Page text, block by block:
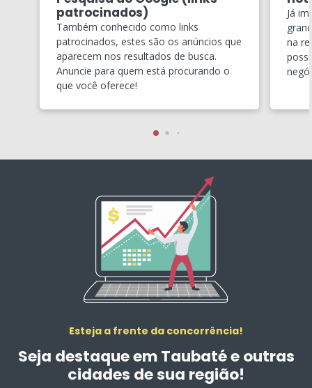
patrocinados)
Também conhecido como links
patrocinados, estes são os anúncios que
aparecem nos resultados de busca.
Anuncie para quem está procurando o
que você oferece!
Já
na
Esteja a frente da concorrência!
Seja destaque em Taubaté e outras
cidades de sua região!